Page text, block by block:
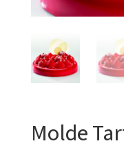
Molde